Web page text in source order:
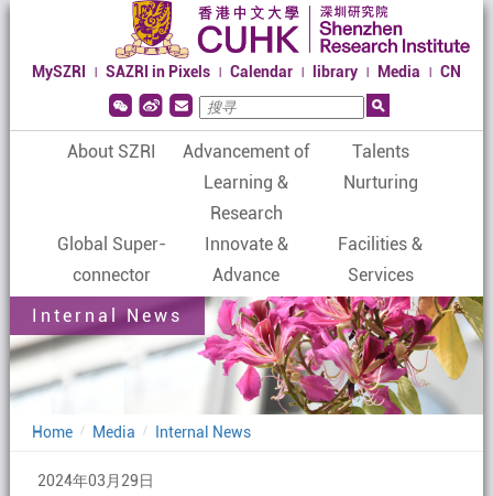
MySZRI SAZRI in Pixels Calendar library Media CN
About SZRI
Advancement of
Learning &
Research
Talents
Nurturing
Global Super-
connector
Innovate &
Advance
Facilities &
Services
Internal News
Home / Media / Internal News
2024年03月29日